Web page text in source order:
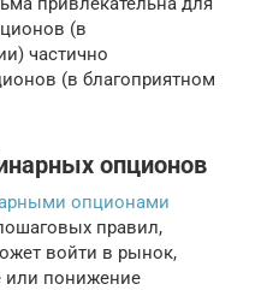
(в
частично
(в благоприятном
опционов
опционами
правил,
войти в рынок,
или понижение